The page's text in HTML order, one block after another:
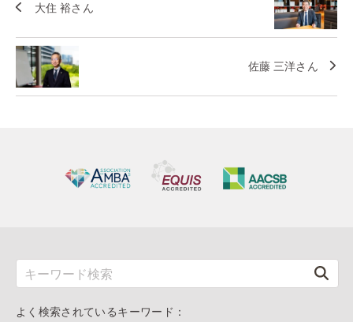
大住 裕さん
佐藤 三洋さん
よく検索されているキーワード：